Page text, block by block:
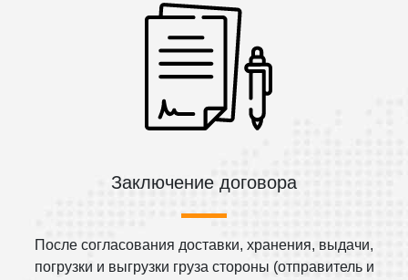
Заключение договора
После согласования доставки, хранения, выдачи,
погрузки и выгрузки груза стороны (отправитель и